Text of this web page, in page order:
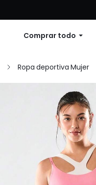
Comprar todo
Ropa deportiva Mujer